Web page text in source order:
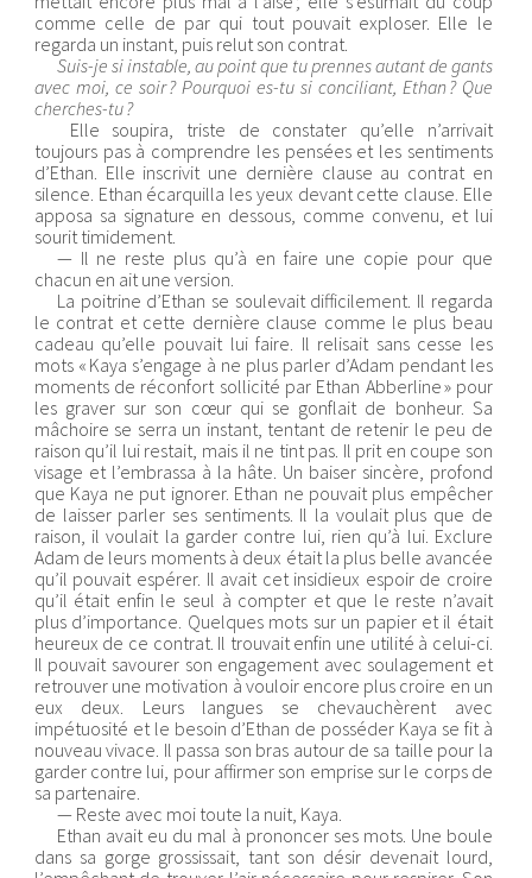
comme celle de par qui tout pouvait exploser. Elle le
regarda un instant, puis relut son contrat.
Suis-je si instable, au point que tu prennes autant de gants
avec moi, ce soir ? Pourquoi es-tu si conciliant, Ethan ? Que
cherches-tu ?
Elle soupira, triste de constater qu’elle n’arrivait
toujours pas à comprendre les pensées et les sentiments
d’Ethan. Elle inscrivit une dernière clause au contrat en
silence. Ethan écarquilla les yeux devant cette clause. Elle
apposa sa signature en dessous, comme convenu, et lui
sourit timidement.
— Il ne reste plus qu’à en faire une copie pour que
chacun en ait une version.
La poitrine d’Ethan se soulevait difficilement. Il regarda
le contrat et cette dernière clause comme le plus beau
cadeau qu’elle pouvait lui faire. Il relisait sans cesse les
mots « Kaya s’engage à ne plus parler d’Adam pendant les
moments de réconfort sollicité par Ethan Abberline » pour
les graver sur son cœur qui se gonflait de bonheur. Sa
mâchoire se serra un instant, tentant de retenir le peu de
raison qu’il lui restait, mais il ne tint pas. Il prit en coupe son
visage et l’embrassa à la hâte. Un baiser sincère, profond
que Kaya ne put ignorer. Ethan ne pouvait plus empêcher
de laisser parler ses sentiments. Il la voulait plus que de
raison, il voulait la garder contre lui, rien qu’à lui. Exclure
Adam de leurs moments à deux était la plus belle avancée
qu’il pouvait espérer. Il avait cet insidieux espoir de croire
qu’il était enfin le seul à compter et que le reste n’avait
plus d’importance. Quelques mots sur un papier et il était
heureux de ce contrat. Il trouvait enfin une utilité à celui-ci.
Il pouvait savourer son engagement avec soulagement et
retrouver une motivation à vouloir encore plus croire en un
eux deux. Leurs langues se chevauchèrent avec
impétuosité et le besoin d’Ethan de posséder Kaya se fit à
nouveau vivace. Il passa son bras autour de sa taille pour la
garder contre lui, pour affirmer son emprise sur le corps de
sa partenaire.
— Reste avec moi toute la nuit, Kaya.
Ethan avait eu du mal à prononcer ses mots. Une boule
dans sa gorge grossissait, tant son désir devenait lourd,